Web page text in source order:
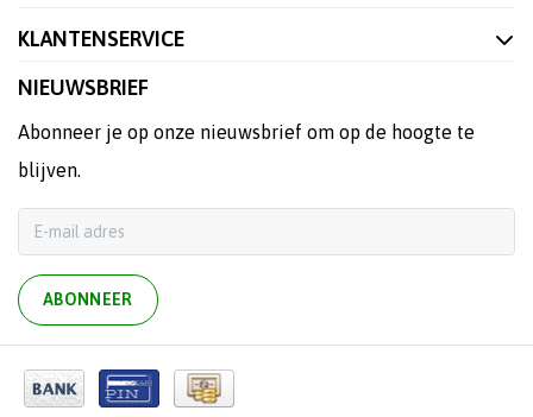
KLANTENSERVICE
NIEUWSBRIEF
Abonneer je op onze nieuwsbrief om op de hoogte te
blijven.
ABONNEER